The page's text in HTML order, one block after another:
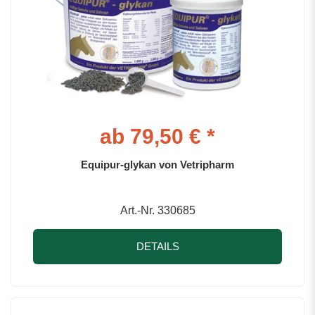
ab 79,50 € *
Equipur-glykan von Vetripharm
Art.-Nr. 330685
DETAILS